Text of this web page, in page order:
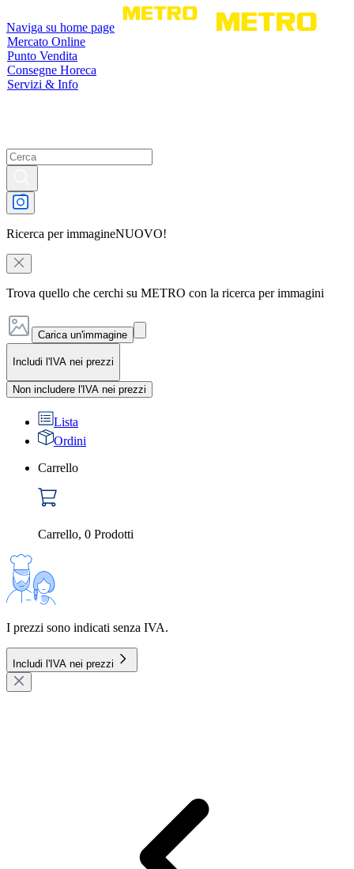
Naviga su home page
Mercato Online
Punto Vendita
Consegne Horeca
Servizi & Info
Ricerca per immagineNUOVO!
Trova quello che cerchi su METRO con la ricerca per immagini
Carica un'immagine
Includi l'IVA nei prezzi
Non includere l'IVA nei prezzi
Lista
Ordini
Carrello
Carrello, 0 Prodotti
I prezzi sono indicati senza IVA.
Includi l'IVA nei prezzi